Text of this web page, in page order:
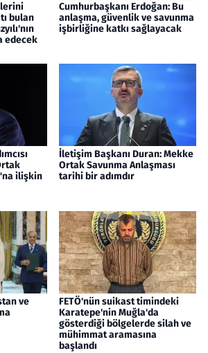
bulan
edecek
Cumhurbaşkanı Erdoğan: Bu
anlaşma, güvenlik ve savunma
işbirliğine katkı sağlayacak
ilişkin
İletişim Başkanı Duran: Mekke
Ortak Savunma Anlaşması
tarihi bir adımdır
ve
FETÖ'nün suikast timindeki
Karatepe'nin Muğla'da
gösterdiği bölgelerde silah ve
mühimmat aramasına
başlandı